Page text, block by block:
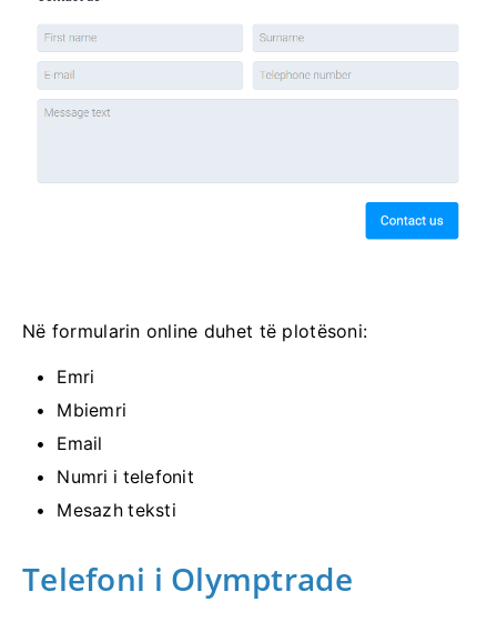
Në formularin online duhet të plotësoni:
Emri
Mbiemri
Email
Numri i telefonit
Mesazh teksti
Telefoni i Olymptrade